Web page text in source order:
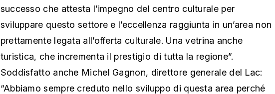
successo che attesta l’impegno del centro culturale per
sviluppare questo settore e l’eccellenza raggiunta in un’area non
prettamente legata all’offerta culturale. Una vetrina anche
turistica, che incrementa il prestigio di tutta la regione”.
Soddisfatto anche Michel Gagnon, direttore generale del Lac:
“Abbiamo sempre creduto nello sviluppo di questa area perché